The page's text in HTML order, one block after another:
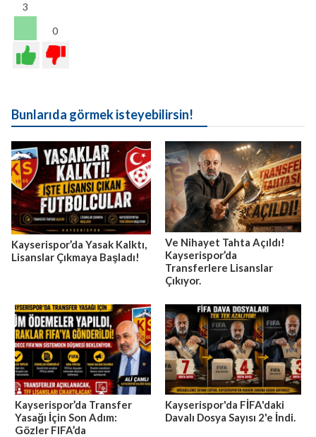
3
0
Bunlarıda görmek isteyebilirsin!
Kayserispor’da Yasak Kalktı,
Lisanslar Çıkmaya Başladı!
Ve Nihayet Tahta Açıldı!
Kayserispor’da
Transferlere Lisanslar
Çıkıyor.
Kayserispor’da Transfer
Yasağı İçin Son Adım:
Gözler FIFA’da
Kayserispor'da FİFA'daki
Davalı Dosya Sayısı 2'e İndi.